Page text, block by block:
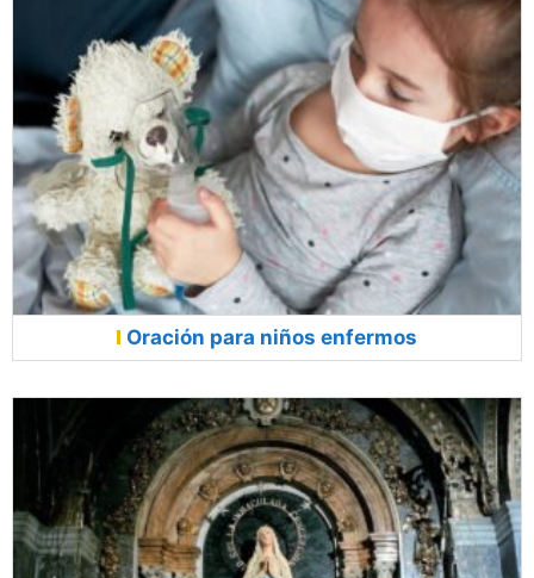
Oración para niños enfermos